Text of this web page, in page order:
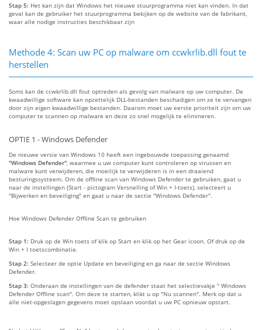
Stap 5: Het kan zijn dat Windows het nieuwe stuurprogramma niet kan vinden. In dat
geval kan de gebruiker het stuurprogramma bekijken op de website van de fabrikant,
waar alle nodige instructies beschikbaar zijn
Methode 4: Scan uw PC op malware om ccwkrlib.dll fout te
herstellen
Soms kan de ccwkrlib.dll fout optreden als gevolg van malware op uw computer. De
kwaadwillige software kan opzettelijk DLL-bestanden beschadigen om ze te vervangen
door zijn eigen kwaadwillige bestanden. Daarom moet uw eerste prioriteit zijn om uw
computer te scannen op malware en deze zo snel mogelijk te elimineren.
OPTIE 1 - Windows Defender
De nieuwe versie van Windows 10 heeft een ingebouwde toepassing genaamd
"Windows Defender" , waarmee u uw computer kunt controleren op virussen en
malware kunt verwijderen, die moeilijk te verwijderen is in een draaiend
besturingssysteem. Om de offline scan van Windows Defender te gebruiken, gaat u
naar de instellingen (Start - pictogram Versnelling of Win + I-toets), selecteert u
"Bijwerken en beveiliging" en gaat u naar de sectie "Windows Defender".
Hoe Windows Defender Offline Scan te gebruiken
Stap 1: Druk op de Win toets of klik op Start en klik op het Gear icoon. Of druk op de
Win + I toetscombinatie.
Stap 2: Selecteer de optie Update en beveiliging en ga naar de sectie Windows
Defender.
Stap 3: Onderaan de instellingen van de defender staat het selectievakje " Windows
Defender Offline scan". Om deze te starten, klikt u op "Nu scannen". Merk op dat u
alle niet-opgeslagen gegevens moet opslaan voordat u uw PC opnieuw opstart.